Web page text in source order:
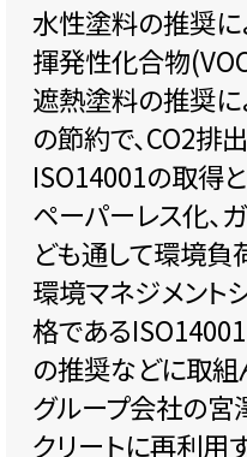
水性塗料の推奨に
揮発性化合物
遮熱塗料の推奨
の節約で、CO2排
ISO14001の取得
ペーパーレス化、
ども通して環境負
環境マネジメント
格である
の推奨などに取組
グループ会社の宮
クリートに再利用